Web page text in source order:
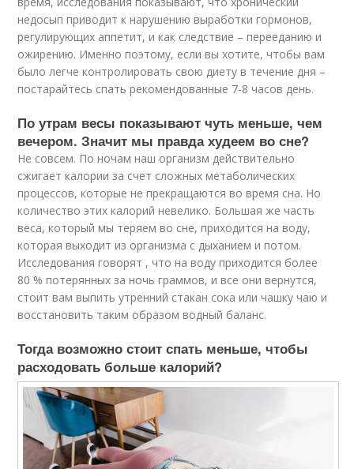
недосып приводит к нарушению выработки гормонов,
регулирующих аппетит, и как следствие – перееданию и
ожирению. Именно поэтому, если вы хотите, чтобы вам
было легче контролировать свою диету в течение дня –
постарайтесь спать рекомендованные 7-8 часов день.
По утрам весы показывают чуть меньше, чем
вечером. Значит мы правда худеем во сне?
Не совсем. По ночам наш организм действительно
сжигает калории за счет сложных метаболических
процессов, которые не прекращаются во время сна. Но
количество этих калорий невелико. Большая же часть
веса, который мы теряем во сне, приходится на воду,
которая выходит из организма с дыханием и потом.
Исследования говорят , что на воду приходится более
80 % потерянных за ночь граммов, и все они вернутся,
стоит вам выпить утренний стакан сока или чашку чаю и
восстановить таким образом водный баланс.
Тогда возможно стоит спать меньше, чтобы
расходовать больше калорий?